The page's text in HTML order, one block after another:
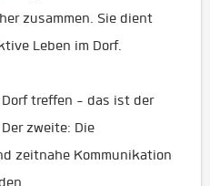
zusammen. Sie dient
Leben im Dorf.
treffen - das ist der
zweite: Die
zeitnahe Kommunikation